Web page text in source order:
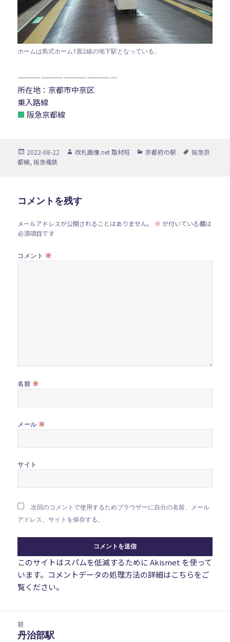
ホームは島式ホーム1面2線の地下駅となっている。
—————————————
所在地：京都市中京区
乗入路線
■ 阪急京都線
投
稿
2022-08-22
作
改札画像.net 取材班
カ
京都府の駅
タ
阪急京
都線, 阪急電鉄
コメントを残す
メールアドレスが公開されることはありません。 ※ が付いている欄は
必須項目です
コメント ※
名前 ※
メール ※
サイト
次回のコメントで使用するためブラウザーに自分の名前、メール
アドレス、サイトを保存する。
このサイトはスパムを低減するために Akismet を使って
います。 コメントデータの処理方法の詳細はこちらをご
覧ください。
前
前
丹治部駅